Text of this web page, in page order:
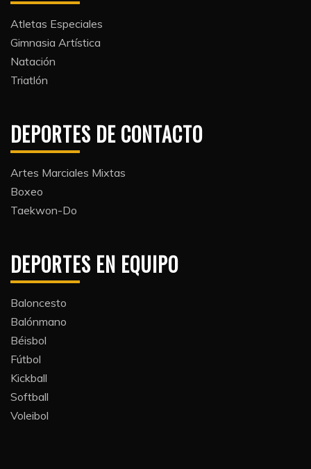
Atletas Especiales
Gimnasia Artística
Natación​
Triatlón​
DEPORTES DE CONTACTO
Artes Marciales Mixtas
Boxeo
Taekwon-Do
DEPORTES EN EQUIPO
Baloncesto
Balónmano
Béisbol
Fútbol
Kickball​
Softball​
Voleibol​